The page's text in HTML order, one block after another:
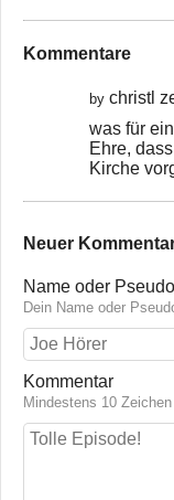
Kommentare
by christl
was für
Ehre,
Kirche
Neuer
Name oder
Dein Name oder
Kommentar
Mindestens 10 Zeichen